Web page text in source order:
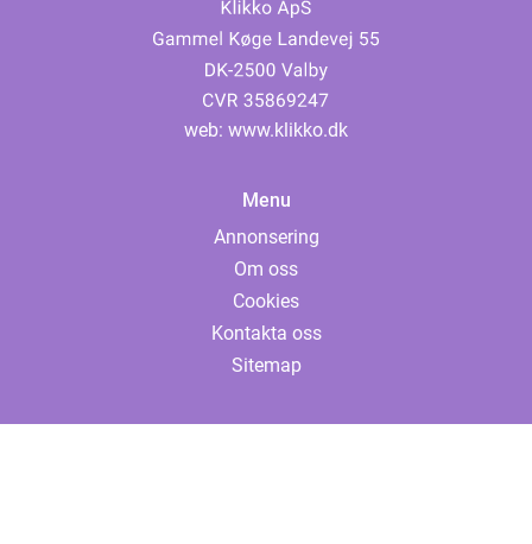
web: www.klikko.dk
Menu
Annonsering
Om oss
Cookies
Kontakta oss
Sitemap